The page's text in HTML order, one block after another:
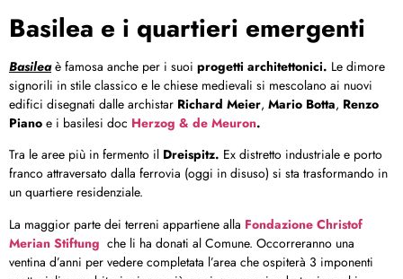
Basilea e i quartieri emergenti
Basileaè famosa anche per i suoi progetti architettonici. Le dimore
signorili in stile classico e le chiese medievali si mescolano ai nuovi
edifici disegnati dalle archistar Richard Meier, Mario Botta, Renzo
Piano e i basilesi doc Herzog & de Meuron.
Tra le aree più in fermento il Dreispitz. Ex distretto industriale e porto
franco attraversato dalla ferrovia (oggi in disuso) si sta trasformando in
un quartiere residenziale.
La maggior parte dei terreni appartiene alla Fondazione Christof
Merian Stiftung che li ha donati al Comune. Occorreranno una
ventina d’anni per vedere completata l’area che ospiterà 3 imponenti